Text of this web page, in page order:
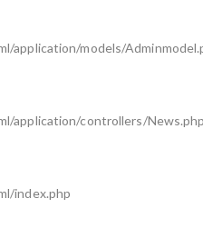
application/models/
application/controllers/News.php
index.php